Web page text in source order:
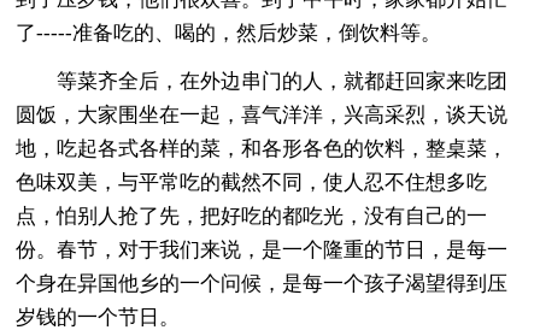
了-----准备吃的、喝的，然后炒菜，倒饮料等。
等菜齐全后，在外边串门的人，就都赶回家来吃团
圆饭，大家围坐在一起，喜气洋洋，兴高采烈，谈天说
地，吃起各式各样的菜，和各形各色的饮料，整桌菜，
色味双美，与平常吃的截然不同，使人忍不住想多吃
点，怕别人抢了先，把好吃的都吃光，没有自己的一
份。春节，对于我们来说，是一个隆重的节日，是每一
个身在异国他乡的一个问候，是每一个孩子渴望得到压
岁钱的一个节日。